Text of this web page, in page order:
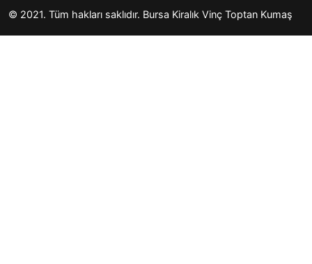
© 2021. Tüm hakları saklıdır. Bursa Kiralık Vinç Toptan Kumaş